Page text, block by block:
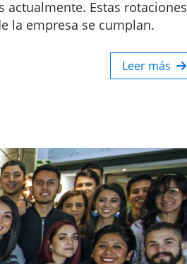
Estas rotaciones
la empresa se cumplan.
Leer más